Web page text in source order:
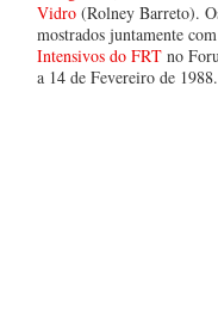
Vidro (Rolney Barreto).
mostrados juntamente
Intensivos do FRT no
a 14 de Fevereiro de